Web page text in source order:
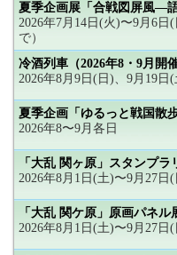
夏季企画展「合戦図屏風―
2026年7月14日(火)〜9月6日
で）
冷酒列車（2026年8・9月開催
2026年8月9日(日)、9月19日(
夏季企画「ゆるっと戦国散
2026年8〜9月各日
「大乱 関ヶ原」スタンプラ
2026年8月1日(土)〜9月27日(
「大乱 関ケ原」原画パネル
2026年8月1日(土)〜9月27日(